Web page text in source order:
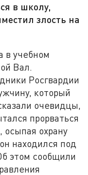
в школу,
злость на
в учебном
Вал.
Росгвардии
который
очевидцы,
прорваться
осыпая охрану
находился под
этом сообщили